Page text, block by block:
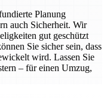
Planung
auch Sicherheit. Wir
gut geschützt
Sie sicher sein, dass
wird. Lassen Sie
– für einen Umzug,